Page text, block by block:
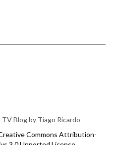
Blog by Tiago Ricardo
Commons Attribution-